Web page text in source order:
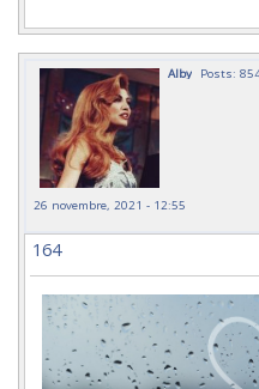
Alby Posts:
26 novembre, 2021 - 12:55
164